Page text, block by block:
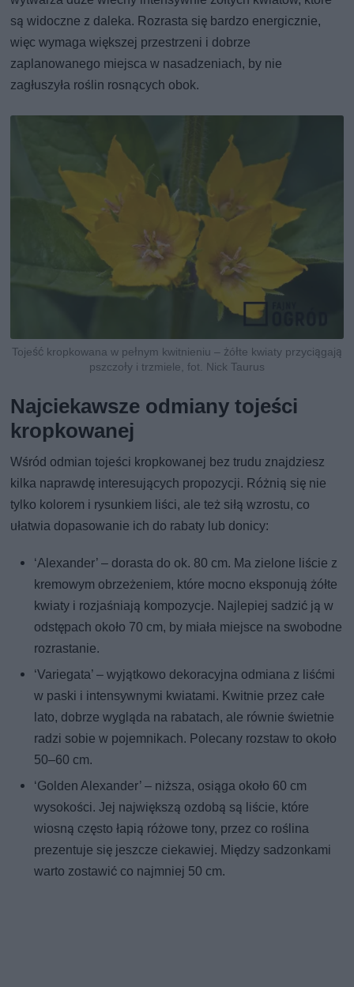
są widoczne z daleka. Rozrasta się bardzo energicznie,
więc wymaga większej przestrzeni i dobrze
zaplanowanego miejsca w nasadzeniach, by nie
zagłuszyła roślin rosnących obok.
Tojeść kropkowana w pełnym kwitnieniu – żółte kwiaty przyciągają
pszczoły i trzmiele, fot. Nick Taurus
Najciekawsze odmiany tojeści
kropkowanej
Wśród odmian tojeści kropkowanej bez trudu znajdziesz
kilka naprawdę interesujących propozycji. Różnią się nie
tylko kolorem i rysunkiem liści, ale też siłą wzrostu, co
ułatwia dopasowanie ich do rabaty lub donicy:
‘Alexander’ – dorasta do ok. 80 cm. Ma zielone liście z
kremowym obrzeżeniem, które mocno eksponują żółte
kwiaty i rozjaśniają kompozycje. Najlepiej sadzić ją w
odstępach około 70 cm, by miała miejsce na swobodne
rozrastanie.
‘Variegata’ – wyjątkowo dekoracyjna odmiana z liśćmi
w paski i intensywnymi kwiatami. Kwitnie przez całe
lato, dobrze wygląda na rabatach, ale równie świetnie
radzi sobie w pojemnikach. Polecany rozstaw to około
50–60 cm.
‘Golden Alexander’ – niższa, osiąga około 60 cm
wysokości. Jej największą ozdobą są liście, które
wiosną często łapią różowe tony, przez co roślina
prezentuje się jeszcze ciekawiej. Między sadzonkami
warto zostawić co najmniej 50 cm.